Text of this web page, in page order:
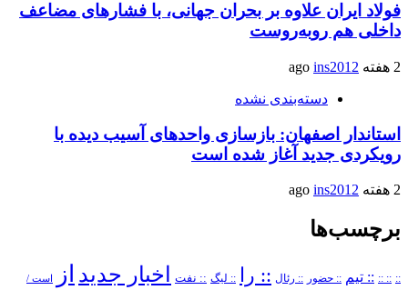
فولاد ایران علاوه بر بحران جهانی، با فشارهای مضاعف
داخلی هم روبه‌روست
2 هفته ago ins2012
دسته‌بندی نشده
استاندار اصفهان: بازسازی واحدهای آسیب دیده با
رویکردی جدید آغاز شده است
2 هفته ago ins2012
برچسب‌ها
::
:: :: :: تیم :: حضور :: رئال :: را :: لیگ :: نفت اخبار جدید از است /